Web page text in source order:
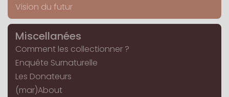
Vision du futur
Miscellanées
Comment les collectionner ?
Enquête Surnaturelle
Les Donateurs
(mar)About